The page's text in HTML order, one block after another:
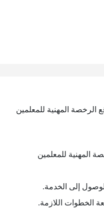
المهنية للمعلمين
المهنية للمعلمين
إلى الخدمة.
الخطوات اللازمة.